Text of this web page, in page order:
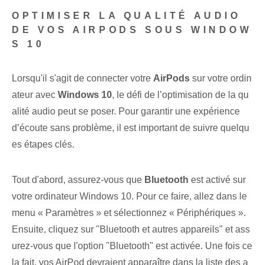
OPTIMISER LA QUALITÉ AUDIO
DE VOS AIRPODS SOUS WINDOW
S 10
Lorsqu'il s'agit de connecter votre AirPods sur votre ordin
ateur avec‍ Windows 10, le défi de l’optimisation de la qu
alité audio peut se poser. Pour garantir une expérience
d’écoute sans problème, il est important de suivre quelqu
es étapes clés.
Tout d'abord, assurez-vous que Bluetooth est activé sur
votre ordinateur Windows 10. Pour ce faire, allez dans le
menu « Paramètres » et sélectionnez « Périphériques ».
Ensuite, cliquez sur "Bluetooth et autres appareils" et ass
urez-vous que l'option "Bluetooth" est activée. Une fois ce
la fait, vos AirPod devraient apparaître dans la liste des a